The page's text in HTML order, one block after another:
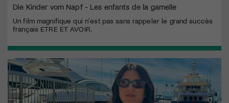
Die Kinder vom Napf - Les enfants de la gamelle
Un film magnifique qui n'est pas sans rappeler le grand succès
français ETRE ET AVOIR.